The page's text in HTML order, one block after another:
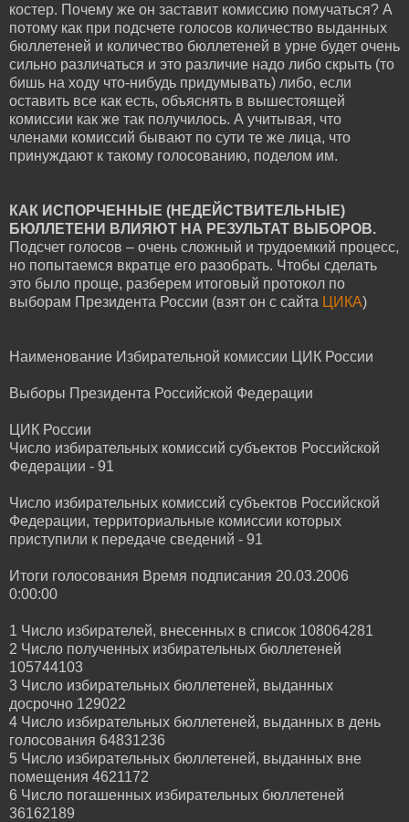
костер. Почему же он заставит комиссию помучаться? А
потому как при подсчете голосов количество выданных
бюллетеней и количество бюллетеней в урне будет очень
сильно различаться и это различие надо либо скрыть (то
бишь на ходу что-нибудь придумывать) либо, если
оставить все как есть, объяснять в вышестоящей
комиссии как же так получилось. А учитывая, что
членами комиссий бывают по сути те же лица, что
принуждают к такому голосованию, поделом им.
КАК ИСПОРЧЕННЫЕ (НЕДЕЙСТВИТЕЛЬНЫЕ)
БЮЛЛЕТЕНИ ВЛИЯЮТ НА РЕЗУЛЬТАТ ВЫБОРОВ.
Подсчет голосов – очень сложный и трудоемкий процесс,
но попытаемся вкратце его разобрать. Чтобы сделать
это было проще, разберем итоговый протокол по
выборам Президента России (взят он с сайта ЦИКА)
Наименование Избирательной комиссии ЦИК России
Выборы Президента Российской Федерации
ЦИК России
Число избирательных комиссий субъектов Российской
Федерации - 91
Число избирательных комиссий субъектов Российской
Федерации, территориальные комиссии которых
приступили к передаче сведений - 91
Итоги голосования Время подписания 20.03.2006
0:00:00
1 Число избирателей, внесенных в список 108064281
2 Число полученных избирательных бюллетеней
105744103
3 Число избирательных бюллетеней, выданных
досрочно 129022
4 Число избирательных бюллетеней, выданных в день
голосования 64831236
5 Число избирательных бюллетеней, выданных вне
помещения 4621172
6 Число погашенных избирательных бюллетеней
36162189